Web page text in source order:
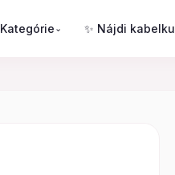
Kategórie ⌄ ✨ Nájdi kabelku